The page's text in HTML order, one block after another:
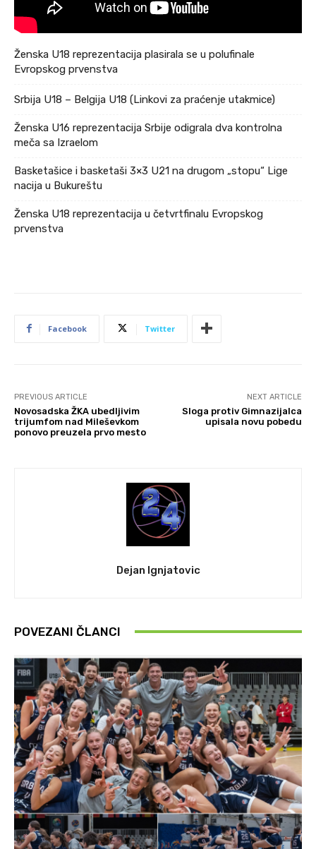
Ženska U18 reprezentacija plasirala se u polufinale
Evropskog prvenstva
Srbija U18 – Belgija U18 (Linkovi za praćenje utakmice)
Ženska U16 reprezentacija Srbije odigrala dva kontrolna
meča sa Izraelom
Basketašice i basketaši 3×3 U21 na drugom „stopu“ Lige
nacija u Bukureštu
Ženska U18 reprezentacija u četvrtfinalu Evropskog
prvenstva
Facebook Twitter
PREVIOUS ARTICLE
Novosadska ŽKA ubedljivim
trijumfom nad Mileševkom
ponovo preuzela prvo mesto
NEXT ARTICLE
Sloga protiv Gimnazijalca
upisala novu pobedu
Dejan Ignjatovic
POVEZANI ČLANCI